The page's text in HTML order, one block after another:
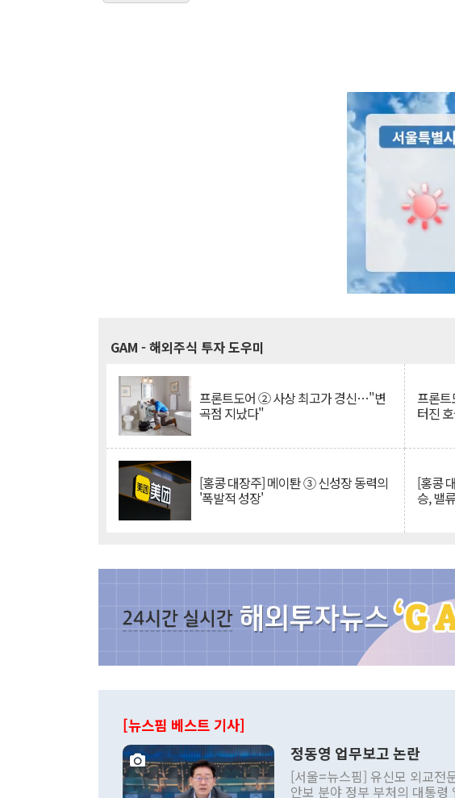
GAM - 해외주식 투자 도우미
프론트도어 ② 사상 최고가 경신…"변
곡점 지났다"
프론
터진
[홍콩 대장주] 메이퇀 ③ 신성장 동력의
'폭발적 성장'
[홍콩
승, 밸
[뉴스핌 베스트 기사]
정동영 업무보고 논란
[서울=뉴스핌] 유신모 외교전
안보 분야 정부 부처의 대통